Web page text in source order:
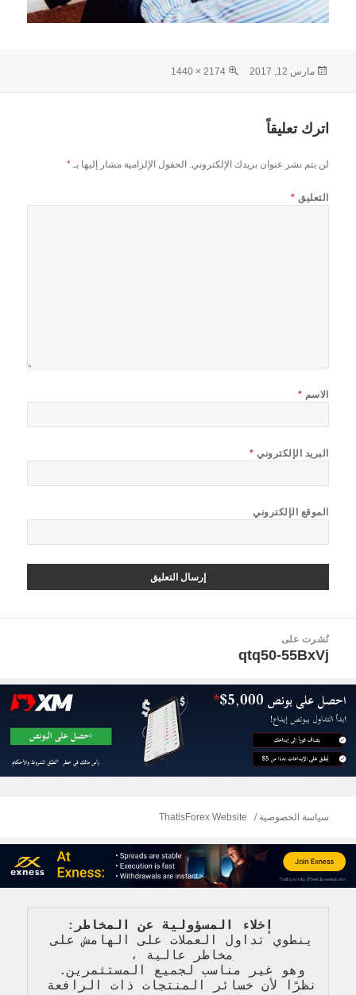
نُشرت
مارس 12, 2017
الحجم
2174 × 1440
اترك تعليقاً
لن يتم نشر عنوان بريدك الإلكتروني. الحقول الإلزامية مشار إليها بـ*
التعليق *
الاسم *
البريد الإلكتروني *
الموقع الإلكتروني
المقالاتنُشرت على
qtq50-55BxVj
سياسة الخصوصية ThatisForex Website
إخلاء المسؤولية عن المخاطر :
ينطوي تداول العملات على الهامش على
مخاطر عالية
،
وهو غير مناسب لجميع المستثمرين.